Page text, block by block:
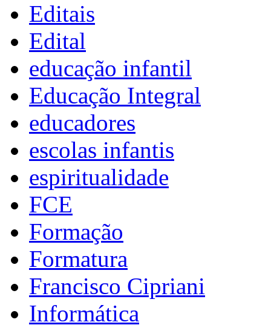
Editais
Edital
educação infantil
Educação Integral
educadores
escolas infantis
espiritualidade
FCE
Formação
Formatura
Francisco Cipriani
Informática